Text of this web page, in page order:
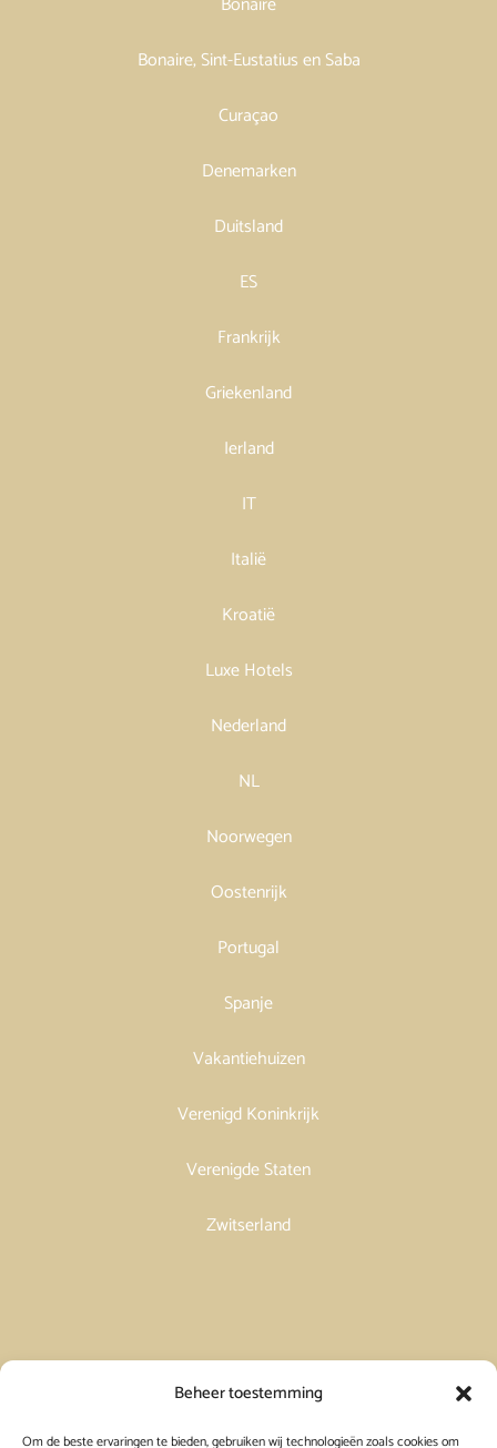
Beheer toestemming
Om de beste ervaringen te bieden, gebruiken wij technologieën zoals cookies om
Bonaire, Sint-Eustatius en Saba
Curaçao
Denemarken
Duitsland
ES
Frankrijk
Griekenland
Ierland
IT
Italië
Kroatië
Luxe Hotels
Nederland
NL
Noorwegen
Oostenrijk
Portugal
Spanje
Vakantiehuizen
Verenigd Koninkrijk
Verenigde Staten
Zwitserland